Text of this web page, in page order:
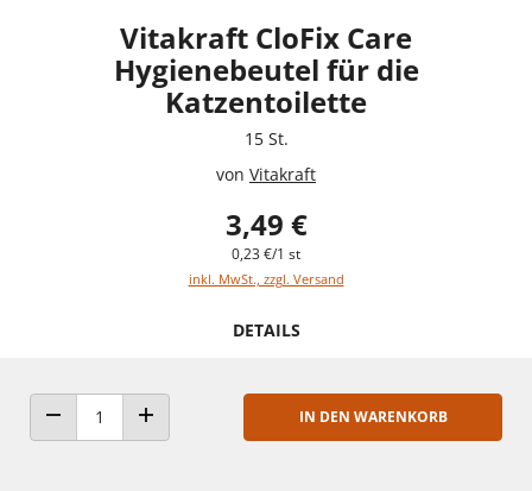
Vitakraft CloFix Care
Hygienebeutel für die
Katzentoilette
15 St.
von Vitakraft
3,49 €
0,23 €/1 st
inkl. MwSt., zzgl. Versand
DETAILS
ANZAHL VERRINGERNANZAHL ERHÖHEN
IN DEN WARENKORB